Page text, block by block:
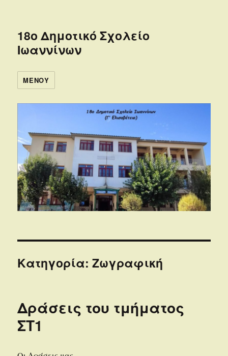
18ο Δημοτικό Σχολείο
Ιωαννίνων
ΜΕΝΟΎ
Κατηγορία:Ζωγραφική
Δράσεις του τμήματος
ΣΤ1